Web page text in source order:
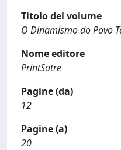
Titolo del volume
O Dinamismo do Povo
Nome editore
PrintSotre
Pagine (da)
12
Pagine (a)
20